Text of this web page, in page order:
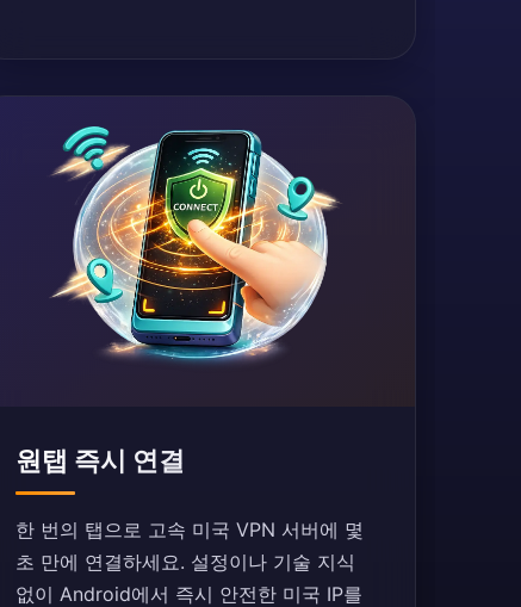
원탭 즉시 연결
한 번의 탭으로 고속 미국 VPN 서버에 몇
초 만에 연결하세요. 설정이나 기술 지식
없이 Android에서 즉시 안전한 미국 IP를